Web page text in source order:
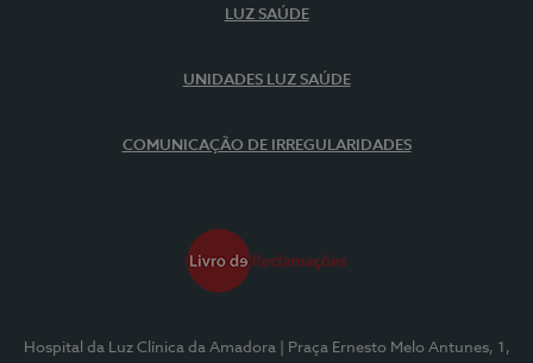
LUZ SAÚDE
UNIDADES LUZ SAÚDE
COMUNICAÇÃO DE IRREGULARIDADES
Hospital da Luz Clínica da Amadora
| Praça Ernesto Melo Antunes, 1,